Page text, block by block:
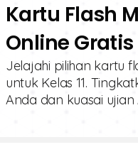
Kartu Flash
Online Gratis
Jelajahi pilihan kartu
untuk Kelas 11.
Anda dan kuasai ujian